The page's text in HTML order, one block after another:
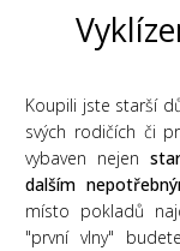
Koupili jste starší
svých rodičích či
vybaven nejen
dalším
místo pokladů
"první vlny"